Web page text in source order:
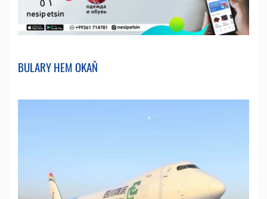
BULARY HEM OKAŇ